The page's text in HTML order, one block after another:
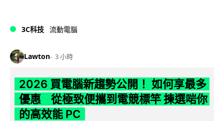
3C科技 流動電腦
Lawton 3 小時
2026 買電腦新趨勢公開！ 如何享最多
優惠 從極致便攜到電競標竿 揀選啱你
的高效能 PC